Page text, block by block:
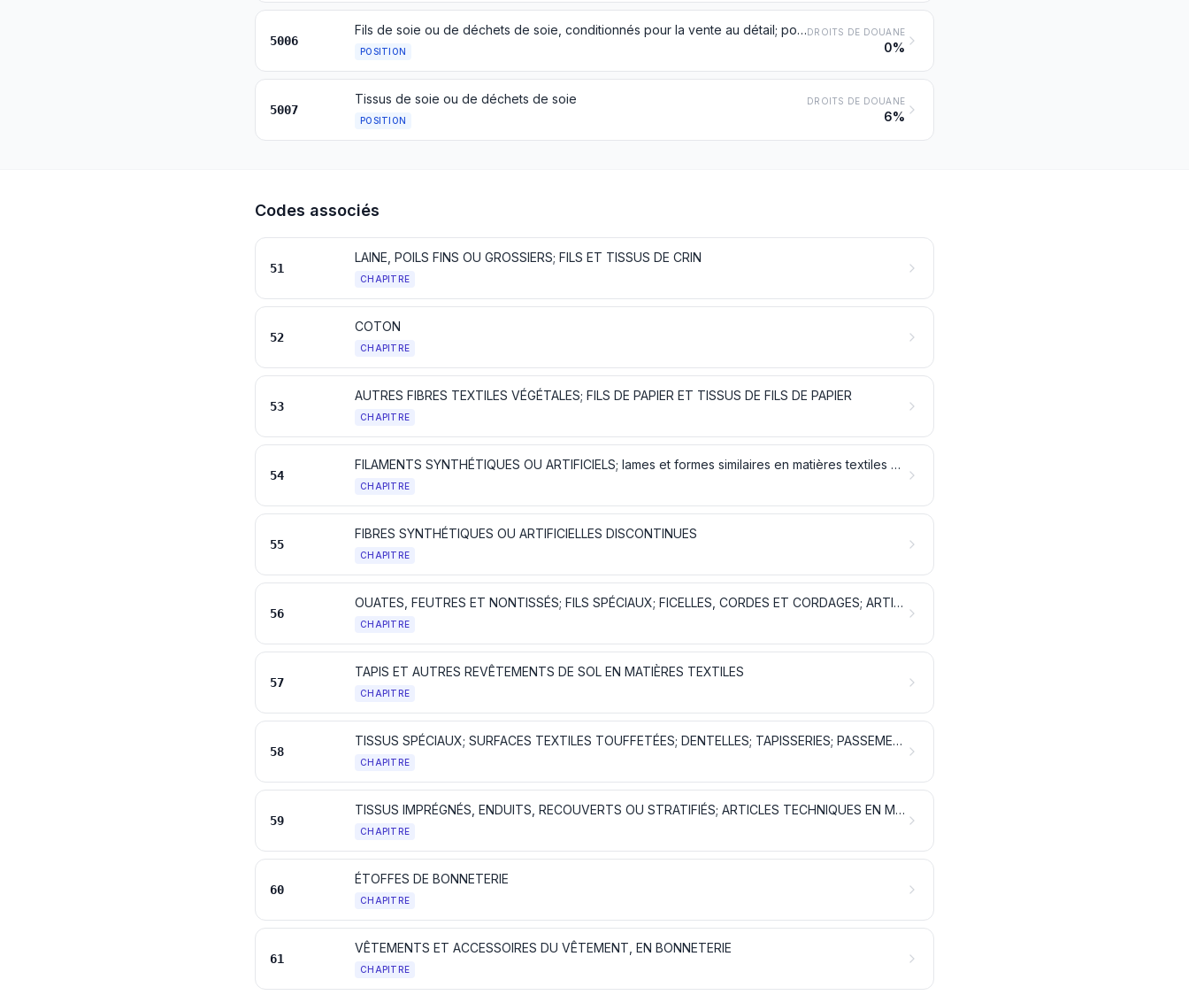
5006
Fils de soie ou de déchets de soie, conditionnés pour la vente au détail; poil de Messine (crin de Florence)
POSITION
DROITS DE DOUANE
0%
5007
Tissus de soie ou de déchets de soie
POSITION
DROITS DE DOUANE
6%
Codes associés
51
LAINE, POILS FINS OU GROSSIERS; FILS ET TISSUS DE CRIN
CHAPITRE
52
COTON
CHAPITRE
53
AUTRES FIBRES TEXTILES VÉGÉTALES; FILS DE PAPIER ET TISSUS DE FILS DE PAPIER
CHAPITRE
54
FILAMENTS SYNTHÉTIQUES OU ARTIFICIELS; lames et formes similaires en matières textiles synthétiques ou artificielles
CHAPITRE
55
FIBRES SYNTHÉTIQUES OU ARTIFICIELLES DISCONTINUES
CHAPITRE
56
OUATES, FEUTRES ET NONTISSÉS; FILS SPÉCIAUX; FICELLES, CORDES ET CORDAGES; ARTICLES DE CORDERIE
CHAPITRE
57
TAPIS ET AUTRES REVÊTEMENTS DE SOL EN MATIÈRES TEXTILES
CHAPITRE
58
TISSUS SPÉCIAUX; SURFACES TEXTILES TOUFFETÉES; DENTELLES; TAPISSERIES; PASSEMENTERIES; BRODERIES
CHAPITRE
59
TISSUS IMPRÉGNÉS, ENDUITS, RECOUVERTS OU STRATIFIÉS; ARTICLES TECHNIQUES EN MATIÈRES TEXTILES
CHAPITRE
60
ÉTOFFES DE BONNETERIE
CHAPITRE
61
VÊTEMENTS ET ACCESSOIRES DU VÊTEMENT, EN BONNETERIE
CHAPITRE